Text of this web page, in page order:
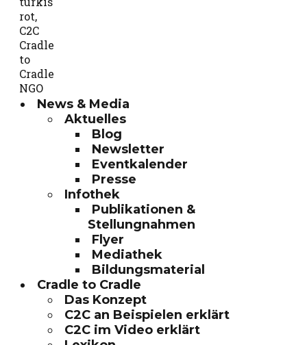
News & Media
Aktuelles
Blog
Newsletter
Eventkalender
Presse
Infothek
Publikationen &
Stellungnahmen
Flyer
Mediathek
Bildungsmaterial
Cradle to Cradle
Das Konzept
C2C an Beispielen erklärt
C2C im Video erklärt